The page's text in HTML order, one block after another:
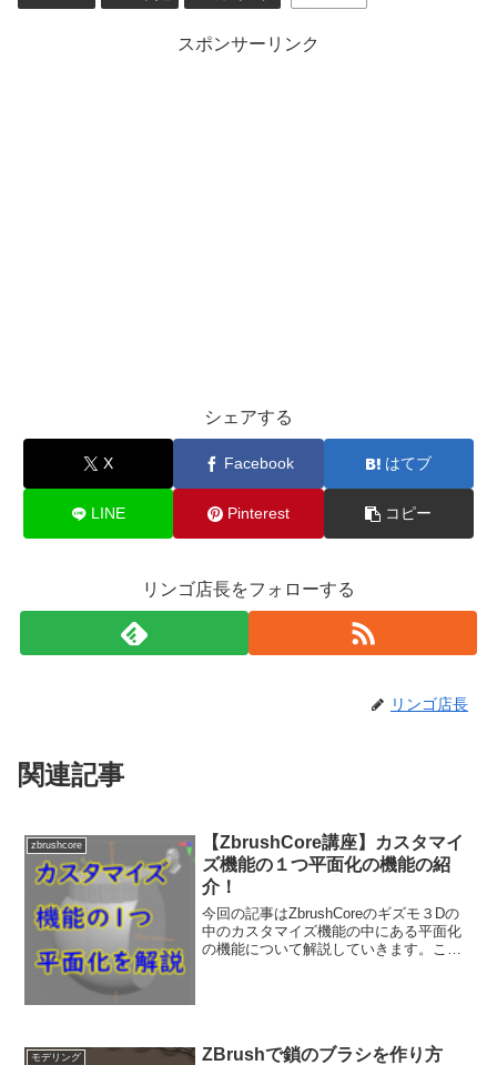
スポンサーリンク
シェアする
X Facebook はてブ
LINE Pinterest コピー
リンゴ店長をフォローする
リンゴ店長
関連記事
zbrushcore
【ZbrushCore講座】カスタマイ
ズ機能の１つ平面化の機能の紹
介！
今回の記事はZbrushCoreのギズモ３Dの
中のカスタマイズ機能の中にある平面化
の機能について解説していきます。ここ
モデリング
ZBrushで鎖のブラシを作り方